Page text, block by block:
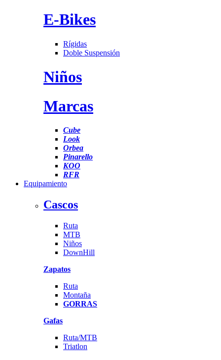
E-Bikes
Rígidas
Doble Suspensión
Niños
Marcas
Cube
Look
Orbea
Pinarello
KOO
RFR
Equipamiento
Cascos
Ruta
MTB
Niños
DownHill
Zapatos
Ruta
Montaña
GORRAS
Gafas
Ruta/MTB
Triatlon